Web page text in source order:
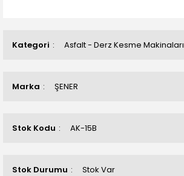
Kategori Asfalt - Derz Kesme Makinaları
Marka ŞENER
Stok Kodu AK-15B
Stok Durumu Stok Var